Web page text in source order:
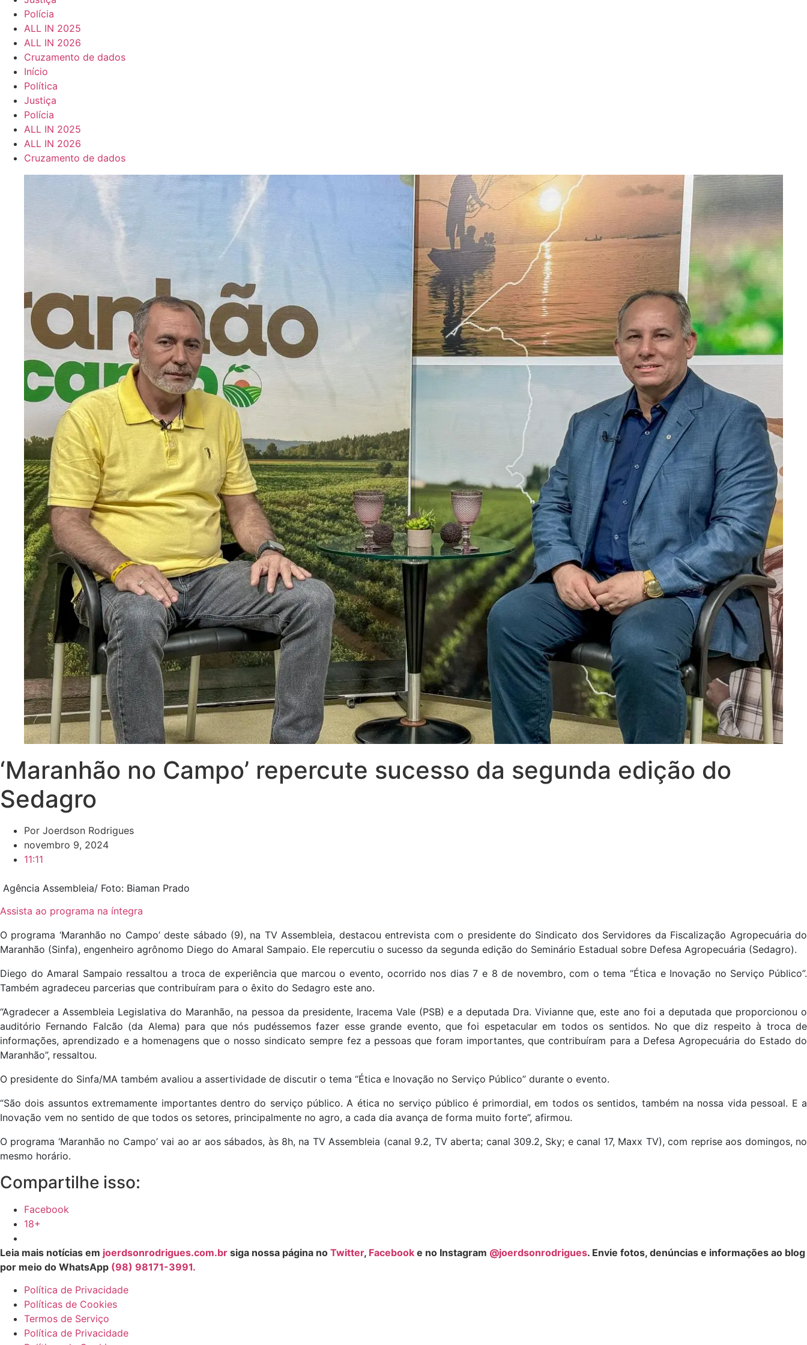
Polícia
ALL IN 2025
ALL IN 2026
Cruzamento de dados
Início
Política
Justiça
Polícia
ALL IN 2025
ALL IN 2026
Cruzamento de dados
‘Maranhão no Campo’ repercute sucesso da segunda edição do
Sedagro
Por Joerdson Rodrigues
novembro 9, 2024
11:11
Agência Assembleia/ Foto: Biaman Prado
Assista ao programa na íntegra
O programa ‘Maranhão no Campo’ deste sábado (9), na TV Assembleia, destacou entrevista com o presidente do Sindicato dos Servidores da Fiscalização Agropecuária do
Maranhão (Sinfa), engenheiro agrônomo Diego do Amaral Sampaio. Ele repercutiu o sucesso da segunda edição do Seminário Estadual sobre Defesa Agropecuária (Sedagro).
Diego do Amaral Sampaio ressaltou a troca de experiência que marcou o evento, ocorrido nos dias 7 e 8 de novembro, com o tema “Ética e Inovação no Serviço Público”.
Também agradeceu parcerias que contribuíram para o êxito do Sedagro este ano.
“Agradecer a Assembleia Legislativa do Maranhão, na pessoa da presidente, Iracema Vale (PSB) e a deputada Dra. Vivianne que, este ano foi a deputada que proporcionou o
auditório Fernando Falcão (da Alema) para que nós pudéssemos fazer esse grande evento, que foi espetacular em todos os sentidos. No que diz respeito à troca de
informações, aprendizado e a homenagens que o nosso sindicato sempre fez a pessoas que foram importantes, que contribuíram para a Defesa Agropecuária do Estado do
Maranhão”, ressaltou.
O presidente do Sinfa/MA também avaliou a assertividade de discutir o tema “Ética e Inovação no Serviço Público” durante o evento.
“São dois assuntos extremamente importantes dentro do serviço público. A ética no serviço público é primordial, em todos os sentidos, também na nossa vida pessoal. E a
Inovação vem no sentido de que todos os setores, principalmente no agro, a cada dia avança de forma muito forte”, afirmou.
O programa ‘Maranhão no Campo’ vai ao ar aos sábados, às 8h, na TV Assembleia (canal 9.2, TV aberta; canal 309.2, Sky; e canal 17, Maxx TV), com reprise aos domingos, no
mesmo horário.
Compartilhe isso:
Facebook
18+
Leia mais notícias em joerdsonrodrigues.com.br siga nossa página no Twitter, Facebook e no Instagram @joerdsonrodrigues. Envie fotos, denúncias e informações ao blog
por meio do WhatsApp (98) 98171-3991.
Política de Privacidade
Políticas de Cookies
Termos de Serviço
Política de Privacidade